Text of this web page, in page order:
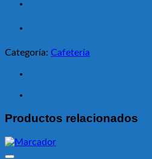
Categoría: Cafetería
Productos relacionados